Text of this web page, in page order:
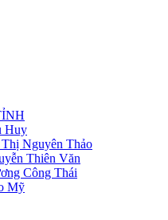
Huy
Nguyên Thảo
Thiên Văn
Công Thái
Mỹ